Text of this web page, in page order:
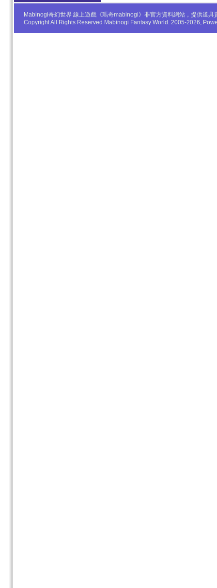
Mabinogi奇幻世界 線上遊戲《瑪奇mabinogi》非官方資料網站，提供道
Copyright All Rights Reserved Mabinogi Fantasy World. 2005-2026,